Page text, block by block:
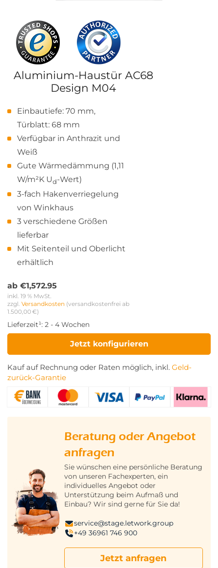
Aluminium-Haustür AC68
Design M04
Einbautiefe: 70 mm,
Türblatt: 68 mm
Verfügbar in Anthrazit und
Weiß
Gute Wärmedämmung (1,11
W/m²K Ud-Wert)
3-fach Hakenverriegelung
von Winkhaus
3 verschiedene Größen
lieferbar
Mit Seitenteil und Oberlicht
erhältlich
ab €1,572.95
inkl. 19 % MwSt.
zzgl. Versandkosten (versandkostenfrei ab
1.500,00 €)
Lieferzeit¹: 2 - 4 Wochen
Jetzt konfigurieren
Kauf auf Rechnung oder Raten möglich, inkl. Geld-
zurück-Garantie
Beratung oder Angebot
anfragen
Sie wünschen eine persönliche Beratung
von unseren Fachexperten, ein
individuelles Angebot oder
Unterstützung beim Aufmaß und
Einbau? Wir sind gerne für Sie da!
service@stage.letwork.group
+49 36961 746 900
Jetzt anfragen